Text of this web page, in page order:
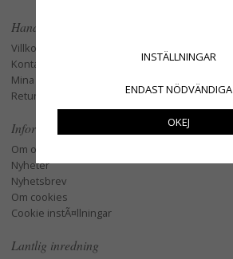
Handla
Villkor
Kontakta oss
Mina favoriter
Retur och Reklamation
Information
Om oss
Nyheter
Nyhetsbrev
Om cookies
Cookie instÃ¤llningar
Lantlig inredning
INSTÄLLNINGAR
ENDAST NÖDVÄNDIGA
OKEJ